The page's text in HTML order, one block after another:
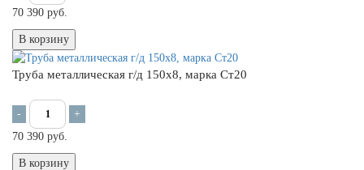
70 390 руб.
В корзину
Труба металлическая г/д 150х8, марка Ст20
-
+
70 390 руб.
В корзину